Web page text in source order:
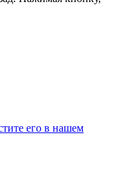
его в нашем